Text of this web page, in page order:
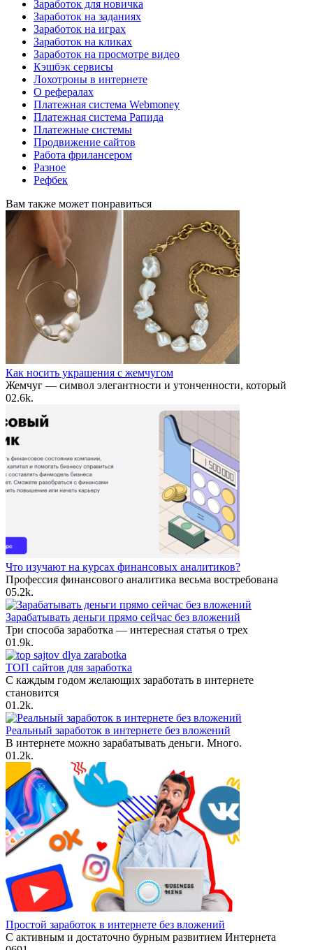
Заработок для новичка
Заработок на заданиях
Заработок на играх
Заработок на кликах
Заработок на просмотре видео
Кэшбэк сервисы
Лохотроны в интернете
О рефералах
Платежная система Webmoney
Платежная система Рапида
Платежные системы
Продвижение сайтов
Работа фрилансером
Разное
Рефбек
Вам также может понравиться
Как носить украшения с жемчугом
Жемчуг — символ элегантности и утонченности, который
02.6k.
Что изучают на курсах финансовых аналитиков?
Профессия финансового аналитика весьма востребована
05.2k.
Зарабатывать деньги прямо сейчас без вложений
Три способа заработка — интересная статья о трех
01.9k.
ТОП сайтов для заработка
С каждым годом желающих заработать в интернете
становится
01.2k.
Реальный заработок в интернете без вложений
В интернете можно зарабатывать деньги. Много.
01.2k.
Простой заработок в интернете без вложений
С активным и достаточно бурным развитием Интернета